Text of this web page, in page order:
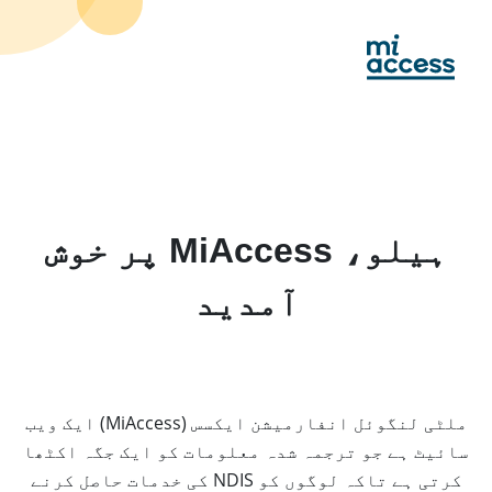
main
ہیلو، MiAccess پر خوش
آمدید
ملٹی لنگوئل انفارمیشن ایکسس (MiAccess) ایک ویب
سائیٹ ہے جو ترجمہ شدہ معلومات کو ایک جگہ اکٹھا
کرتی ہے تاکہ لوگوں کو NDIS کی خدمات حاصل کرنے